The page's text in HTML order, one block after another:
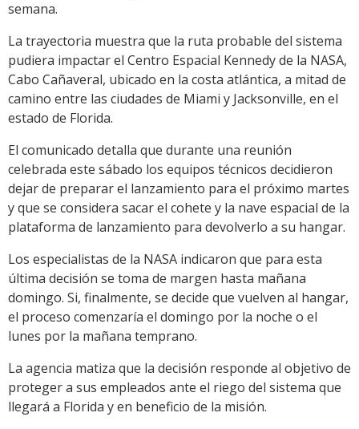
semana.
La trayectoria muestra que la ruta probable del sistema
pudiera impactar el Centro Espacial Kennedy de la NASA,
Cabo Cañaveral, ubicado en la costa atlántica, a mitad de
camino entre las ciudades de Miami y Jacksonville, en el
estado de Florida.
El comunicado detalla que durante una reunión
celebrada este sábado los equipos técnicos decidieron
dejar de preparar el lanzamiento para el próximo martes
y que se considera sacar el cohete y la nave espacial de la
plataforma de lanzamiento para devolverlo a su hangar.
Los especialistas de la NASA indicaron que para esta
última decisión se toma de margen hasta mañana
domingo. Si, finalmente, se decide que vuelven al hangar,
el proceso comenzaría el domingo por la noche o el
lunes por la mañana temprano.
La agencia matiza que la decisión responde al objetivo de
proteger a sus empleados ante el riego del sistema que
llegará a Florida y en beneficio de la misión.